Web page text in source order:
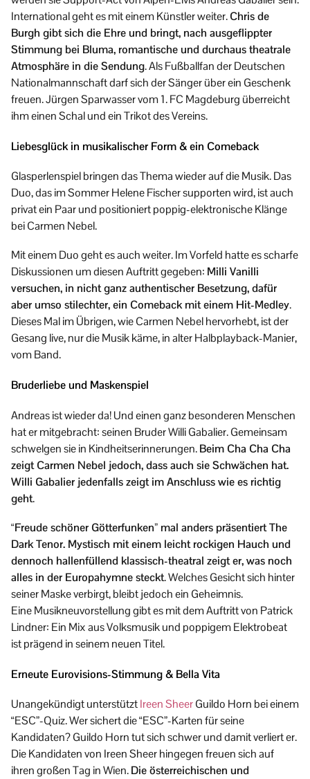
International geht es mit einem Künstler weiter.Chris de
Burgh gibt sich die Ehre und bringt, nach ausgeflippter
Stimmung bei Bluma, romantische und durchaus theatrale
Atmosphäre in die Sendung. Als Fußballfan der Deutschen
Nationalmannschaft darf sich der Sänger über ein Geschenk
freuen. Jürgen Sparwasser vom 1. FC Magdeburg überreicht
ihm einen Schal und ein Trikot des Vereins.
Liebesglück in musikalischer Form & ein Comeback
Glasperlenspiel bringen das Thema wieder auf die Musik. Das
Duo, das im Sommer Helene Fischer supporten wird, ist auch
privat ein Paar und positioniert poppig-elektronische Klänge
bei Carmen Nebel.
Mit einem Duo geht es auch weiter. Im Vorfeld hatte es scharfe
Diskussionen um diesen Auftritt gegeben: Milli Vanilli
versuchen, in nicht ganz authentischer Besetzung, dafür
aber umso stilechter, ein Comeback mit einem Hit-Medley.
Dieses Mal im Übrigen, wie Carmen Nebel hervorhebt, ist der
Gesang live, nur die Musik käme, in alter Halbplayback-Manier,
vom Band.
Bruderliebe und Maskenspiel
Andreas ist wieder da! Und einen ganz besonderen Menschen
hat er mitgebracht: seinen Bruder Willi Gabalier. Gemeinsam
schwelgen sie in Kindheitserinnerungen.Beim Cha Cha Cha
zeigt Carmen Nebel jedoch, dass auch sie Schwächen hat.
Willi Gabalier jedenfalls zeigt im Anschluss wie es richtig
geht.
“Freude schöner Götterfunken” mal anders präsentiert The
Dark Tenor. Mystisch mit einem leicht rockigen Hauch und
dennoch hallenfüllend klassisch-theatral zeigt er, was noch
alles in der Europahymne steckt. Welches Gesicht sich hinter
seiner Maske verbirgt, bleibt jedoch ein Geheimnis.
Eine Musikneuvorstellung gibt es mit dem Auftritt von Patrick
Lindner: Ein Mix aus Volksmusik und poppigem Elektrobeat
ist prägend in seinem neuen Titel.
Erneute Eurovisions-Stimmung & Bella Vita
Unangekündigt unterstütztIreen SheerGuildo Horn bei einem
“ESC”-Quiz. Wer sichert die “ESC”-Karten für seine
Kandidaten? Guildo Horn tut sich schwer und damit verliert er.
Die Kandidaten von Ireen Sheer hingegen freuen sich auf
ihren großen Tag in Wien.Die österreichischen und